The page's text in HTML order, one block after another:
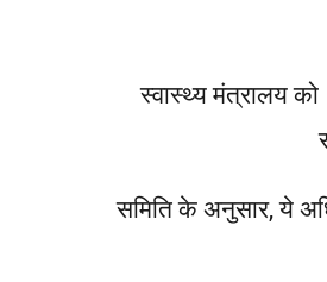
स्वास्थ्य मंत्रालय
समिति के अनुसार, ये